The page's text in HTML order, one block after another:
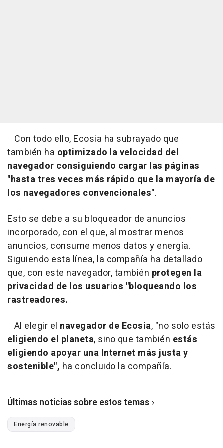
Con todo ello, Ecosia ha subrayado que
también ha optimizado la velocidad del
navegador consiguiendo cargar las páginas
"hasta tres veces más rápido que la mayoría de
los navegadores convencionales".
Esto se debe a su bloqueador de anuncios
incorporado, con el que, al mostrar menos
anuncios, consume menos datos y energía.
Siguiendo esta línea, la compañía ha detallado
que, con este navegador, también protegen la
privacidad de los usuarios "bloqueando los
rastreadores.
Al elegir el navegador de Ecosia, "no solo estás
eligiendo el planeta, sino que también estás
eligiendo apoyar una Internet más justa y
sostenible", ha concluido la compañía.
Últimas noticias sobre estos temas
Energía renovable